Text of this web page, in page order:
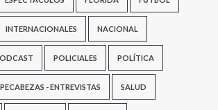
INTERNACIONALES NACIONAL
POLICIALES POLÍTICA
- ENTREVISTAS SALUD